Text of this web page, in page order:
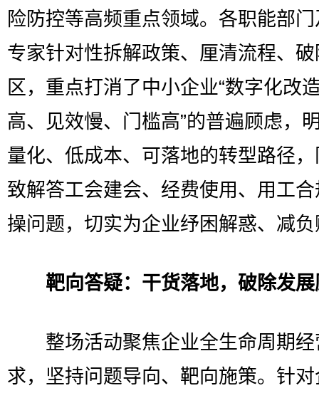
险防控等高频重点领域。各职能部
专家针对性拆解政策、厘清流程、
区，重点打消了中小企业“数字化改
高、见效慢、门槛高”的普遍顾虑，
量化、低成本、可落地的转型路径
致解答工会建会、经费使用、用工
操问题，切实为企业纾困解惑、减
靶向答疑：干货落地，破除发
整场活动聚焦企业全生命周期经
求，坚持问题导向、靶向施策。针